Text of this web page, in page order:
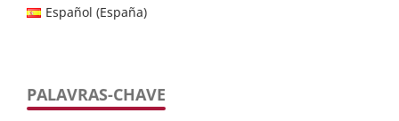
Español (España)
PALAVRAS-CHAVE